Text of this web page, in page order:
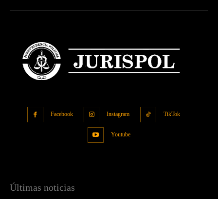
Facebook Instagram TikTok
Youtube
Últimas noticias